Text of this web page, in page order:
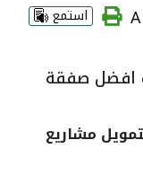
A استمع
افضل صفقة
مشاريع